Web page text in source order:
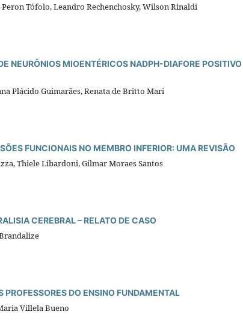
Tófolo, Leandro Rechenchosky, Wilson Rinaldi
NEURÔNIOS MIOENTÉRICOS NADPH-DIAFORE POSITIVO
Plácido Guimarães, Renata de Britto Mari
FUNCIONAIS NO MEMBRO INFERIOR: UMA REVISÃO
Thiele Libardoni, Gilmar Moraes Santos
CEREBRAL – RELATO DE CASO
DO ENSINO FUNDAMENTAL
Villela Bueno